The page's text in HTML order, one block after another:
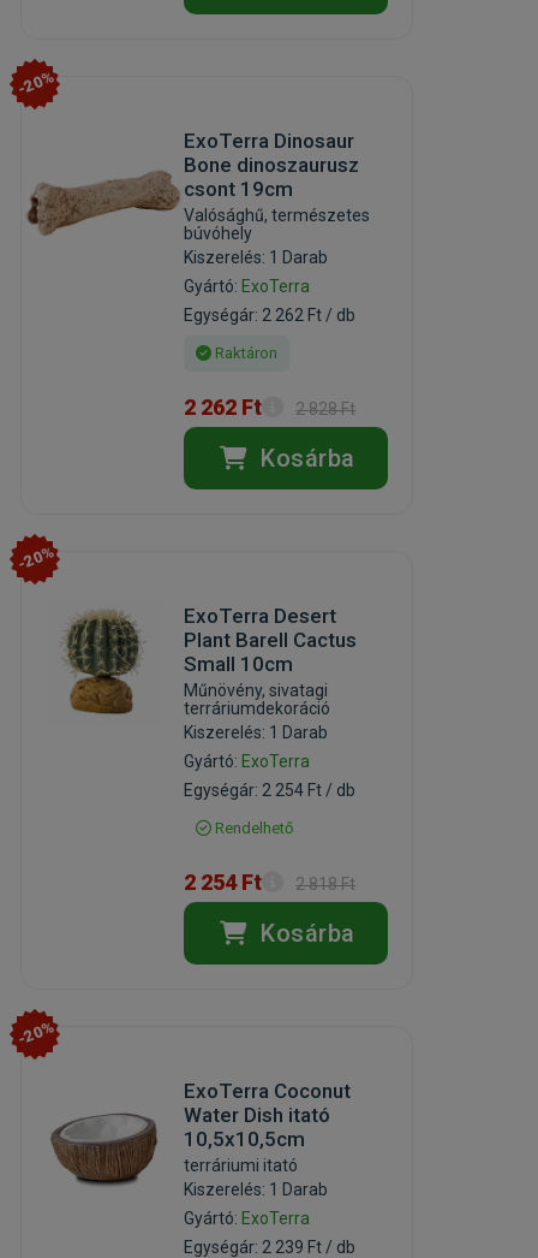
-20%
ExoTerra Dinosaur
Bone dinoszaurusz
csont 19cm
Valósághű, természetes
búvóhely
Kiszerelés: 1 Darab
Gyártó: ExoTerra
Egységár: 2 262 Ft / db
Raktáron
2 262 Ft 2 828 Ft
Kosárba
-20%
ExoTerra Desert
Plant Barell Cactus
Small 10cm
Műnövény, sivatagi
terráriumdekoráció
Kiszerelés: 1 Darab
Gyártó: ExoTerra
Egységár: 2 254 Ft / db
Rendelhető
2 254 Ft 2 818 Ft
Kosárba
-20%
ExoTerra Coconut
Water Dish itató
10,5x10,5cm
terráriumi itató
Kiszerelés: 1 Darab
Gyártó: ExoTerra
Egységár: 2 239 Ft / db